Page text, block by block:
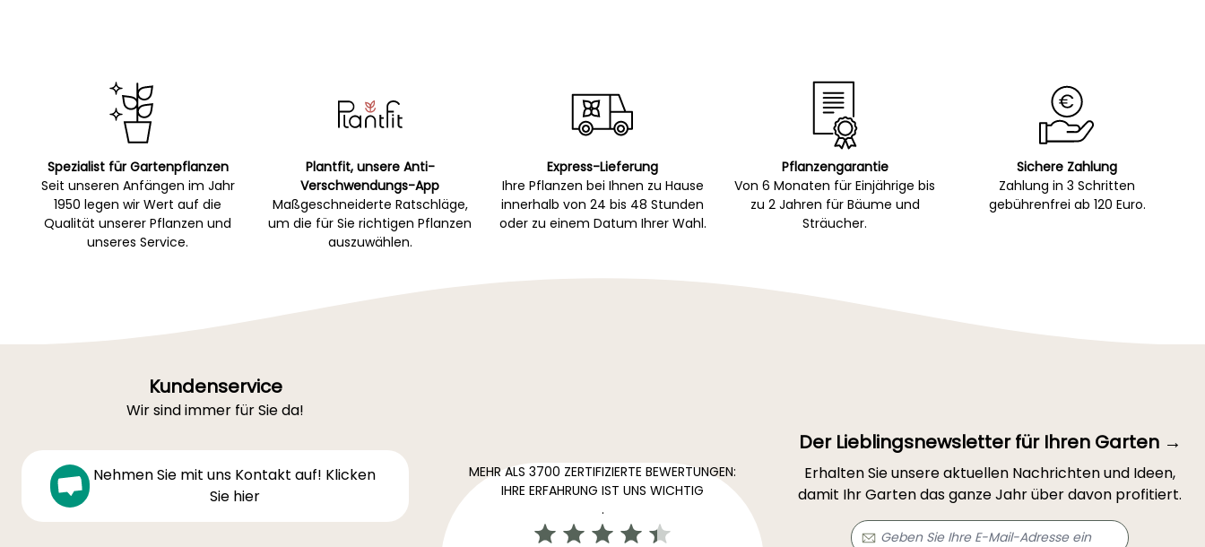
Spezialist für Gartenpflanzen
Seit unseren Anfängen im Jahr
1950 legen wir Wert auf die
Qualität unserer Pflanzen und
unseres Service.
Plantfit, unsere Anti-
Verschwendungs-App
Maßgeschneiderte Ratschläge,
um die für Sie richtigen Pflanzen
auszuwählen.
Express-Lieferung
Ihre Pflanzen bei Ihnen zu Hause
innerhalb von 24 bis 48 Stunden
oder zu einem Datum Ihrer Wahl.
Pflanzengarantie
Von 6 Monaten für Einjährige bis
zu 2 Jahren für Bäume und
Sträucher.
Sichere Zahlung
Zahlung in 3 Schritten
gebührenfrei ab 120 Euro.
Kundenservice
Wir sind immer für Sie da!
Nehmen Sie mit uns Kontakt auf! Klicken
Sie hier
MEHR ALS 3700 ZERTIFIZIERTE BEWERTUNGEN:
IHRE ERFAHRUNG IST UNS WICHTIG
.
Der Lieblingsnewsletter für Ihren Garten →
Erhalten Sie unsere aktuellen Nachrichten und Ideen,
damit Ihr Garten das ganze Jahr über davon profitiert.